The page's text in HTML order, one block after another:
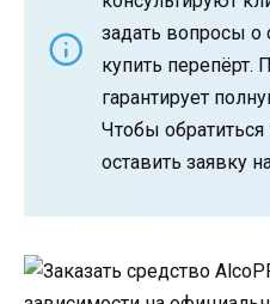
задать вопросы
купить перепёрт.
гарантирует
Чтобы обратиться
оставить заявку